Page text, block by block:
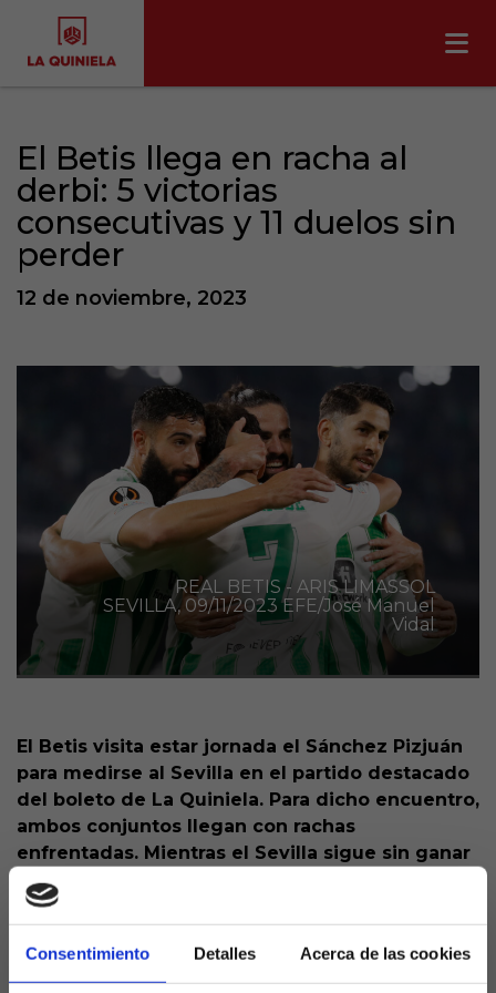
Consentimiento Detalles Acerca de las cookies
El Betis llega en racha al
derbi: 5 victorias
consecutivas y 11 duelos sin
perder
12 de noviembre, 2023
REAL BETIS - ARIS LIMASSOL
SEVILLA, 09/11/2023 EFE/José Manuel
Vidal
El Betis visita estar jornada el Sánchez Pizjuán
para medirse al Sevilla en el partido destacado
del boleto de La Quiniela. Para dicho encuentro,
ambos conjuntos llegan con rachas
enfrentadas. Mientras el Sevilla sigue sin ganar
con Diego Alonso en el banquillo, los de
Pellegrini están en su mejor momento de
forma.
Después de conseguir la goleada en la Europa